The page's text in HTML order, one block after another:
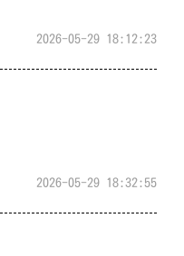
2026-05-29 18:12:23
2026-05-29 18:32:55